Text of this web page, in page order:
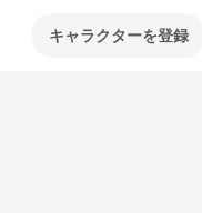
キャラクターを登録